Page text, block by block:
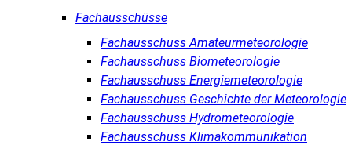
Fachausschüsse
Fachausschuss Amateurmeteorologie
Fachausschuss Biometeorologie
Fachausschuss Energiemeteorologie
Fachausschuss Geschichte der Meteorologie
Fachausschuss Hydrometeorologie
Fachausschuss Klimakommunikation